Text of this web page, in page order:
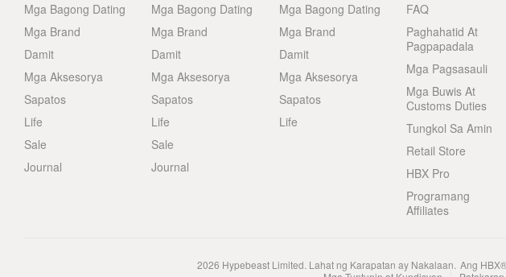
Mga Bagong Dating
Mga Brand
Damit
Mga Aksesorya
Sapatos
Life
Sale
Journal
Mga Bagong Dating
Mga Brand
Damit
Mga Aksesorya
Sapatos
Life
Sale
Journal
Mga Bagong Dating
Mga Brand
Damit
Mga Aksesorya
Sapatos
Life
FAQ
Paghahatid At
Pagpapadala
Mga Pagsasauli
Mga Buwis At
Customs Duties
Tungkol Sa Amin
Retail Store
HBX Pro
Programang
Affiliates
2026 Hypebeast Limited. Lahat ng Karapatan ay Nakalaan. Ang